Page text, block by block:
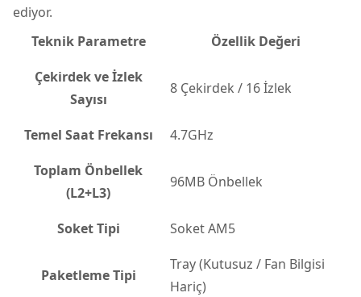
ediyor.
Teknik Parametre
Özellik Değeri
Çekirdek ve İzlek
Sayısı
8 Çekirdek / 16 İzlek
Temel Saat Frekansı
4.7GHz
Toplam Önbellek
(L2+L3)
96MB Önbellek
Soket Tipi Soket AM5
Paketleme Tipi
Tray (Kutusuz / Fan Bilgisi
Hariç)